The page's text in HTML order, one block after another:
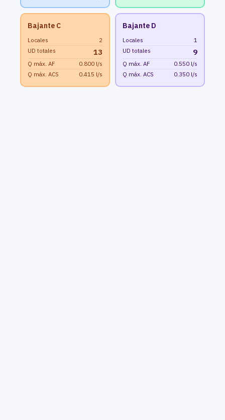
Bajante C
Locales
2
UD totales
13
Q máx. AF
0.800 l/s
Q máx. ACS
0.415 l/s
Bajante D
Locales
1
UD totales
9
Q máx. AF
0.550 l/s
Q máx. ACS
0.350 l/s